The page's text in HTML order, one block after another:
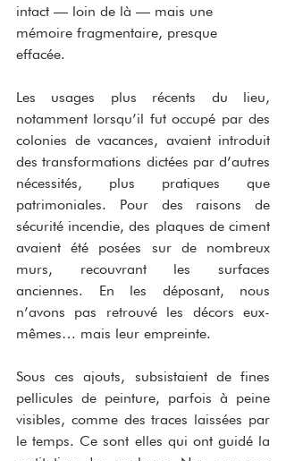
intact — loin de là — mais une
mémoire fragmentaire, presque
effacée.
Les usages plus récents du lieu,
notamment lorsqu’il fut occupé par des
colonies de vacances, avaient introduit
des transformations dictées par d’autres
nécessités, plus pratiques que
patrimoniales. Pour des raisons de
sécurité incendie, des plaques de ciment
avaient été posées sur de nombreux
murs, recouvrant les surfaces
anciennes. En les déposant, nous
n’avons pas retrouvé les décors eux-
mêmes… mais leur empreinte.
Sous ces ajouts, subsistaient de fines
pellicules de peinture, parfois à peine
visibles, comme des traces laissées par
le temps. Ce sont elles qui ont guidé la